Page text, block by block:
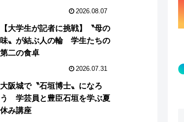
2026.08.07
【大学生が記者に挑戦】〝母の
味〟が結ぶ人の輪 学生たちの
第二の食卓
2026.07.31
大阪城で〝石垣博士〟になろ
う 学芸員と豊臣石垣を学ぶ夏
休み講座